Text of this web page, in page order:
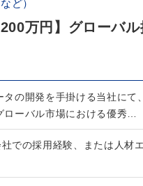
ど）
万円】グローバ
タの開発を手掛ける当社にて
ローバル市場における優秀…
社での採用経験、または人材